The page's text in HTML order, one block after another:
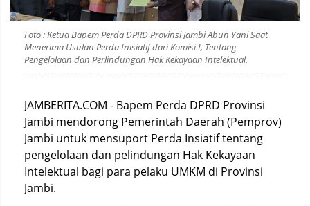
Foto : Ketua Bapem Perda DPRD Provinsi Jambi Abun Yani Saat
Menerima Usulan Perda Inisiatif dari Komisi I, Tentang
Pengelolaan dan Perlindungan Hak Kekayaan Intelektual.
JAMBERITA.COM - Bapem Perda DPRD Provinsi
Jambi mendorong Pemerintah Daerah (Pemprov)
Jambi untuk mensuport Perda Insiatif tentang
pengelolaan dan pelindungan Hak Kekayaan
Intelektual bagi para pelaku UMKM di Provinsi
Jambi.